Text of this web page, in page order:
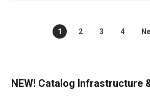
1 2 3 4
NEW! Catalog Infrastructure